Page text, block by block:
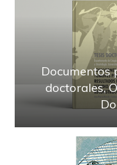
Documentos
doctorales,